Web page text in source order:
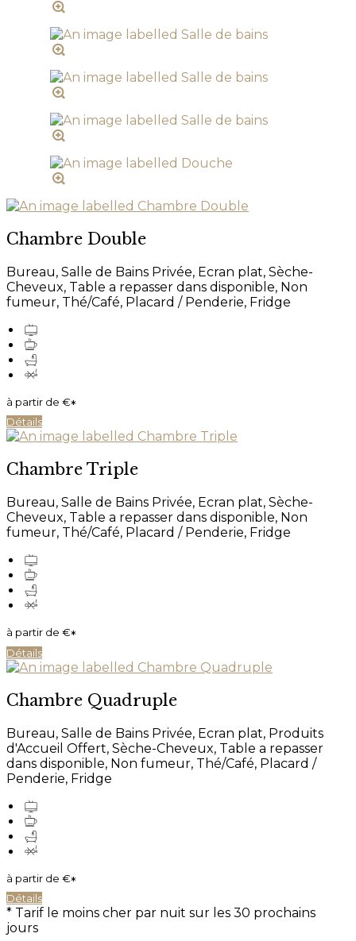
Chambre Double
Bureau, Salle de Bains Privée, Ecran plat, Sèche-
Cheveux, Table a repasser dans disponible, Non
fumeur, Thé/Café, Placard / Penderie, Fridge
à partir de €*
Détails
Chambre Triple
Bureau, Salle de Bains Privée, Ecran plat, Sèche-
Cheveux, Table a repasser dans disponible, Non
fumeur, Thé/Café, Placard / Penderie, Fridge
à partir de €*
Détails
Chambre Quadruple
Bureau, Salle de Bains Privée, Ecran plat, Produits
d'Accueil Offert, Sèche-Cheveux, Table a repasser
dans disponible, Non fumeur, Thé/Café, Placard /
Penderie, Fridge
à partir de €*
Détails
* Tarif le moins cher par nuit sur les 30 prochains
jours